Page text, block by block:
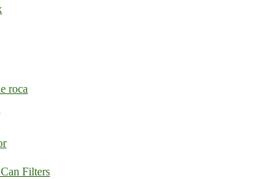
roca
Filters